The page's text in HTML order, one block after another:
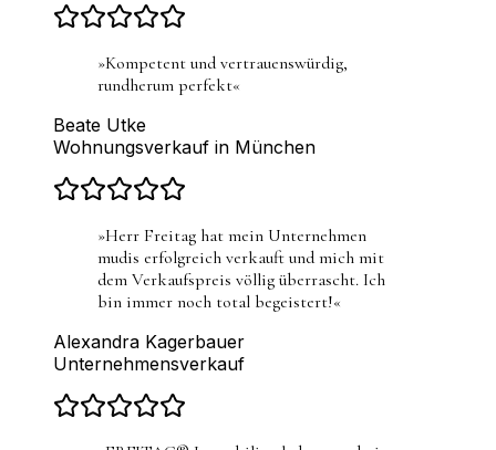
»Kompetent und vertrauenswürdig,
rundherum perfekt«
Beate Utke
Wohnungsverkauf in München
»Herr Freitag hat mein Unternehmen
mudis erfolgreich verkauft und mich mit
dem Verkaufspreis völlig überrascht. Ich
bin immer noch total begeistert!«
Alexandra Kagerbauer
Unternehmensverkauf